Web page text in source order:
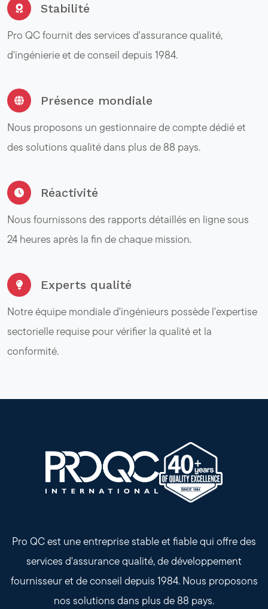
Stabilité
Pro QC fournit des services d'assurance qualité,
d'ingénierie et de conseil depuis 1984.
Présence mondiale
Nous proposons un gestionnaire de compte dédié et
des solutions qualité dans plus de 88 pays.
Réactivité
Nous fournissons des rapports détaillés en ligne sous
24 heures après la fin de chaque mission.
Experts qualité
Notre équipe mondiale d'ingénieurs possède l'expertise
sectorielle requise pour vérifier la qualité et la
conformité.
Pro QC est une entreprise stable et fiable qui offre des
services d'assurance qualité, de développement
fournisseur et de conseil depuis 1984. Nous proposons
nos solutions dans plus de 88 pays.